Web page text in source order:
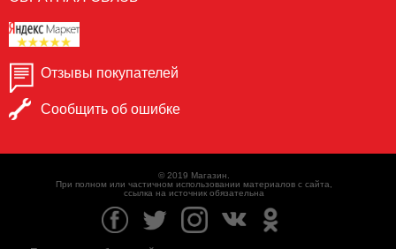
Отзывы покупателей
Сообщить об ошибке
© 2019 Магазин.
При полном или частичном использовании материалов с сайта,
ссылка на источник обязательна